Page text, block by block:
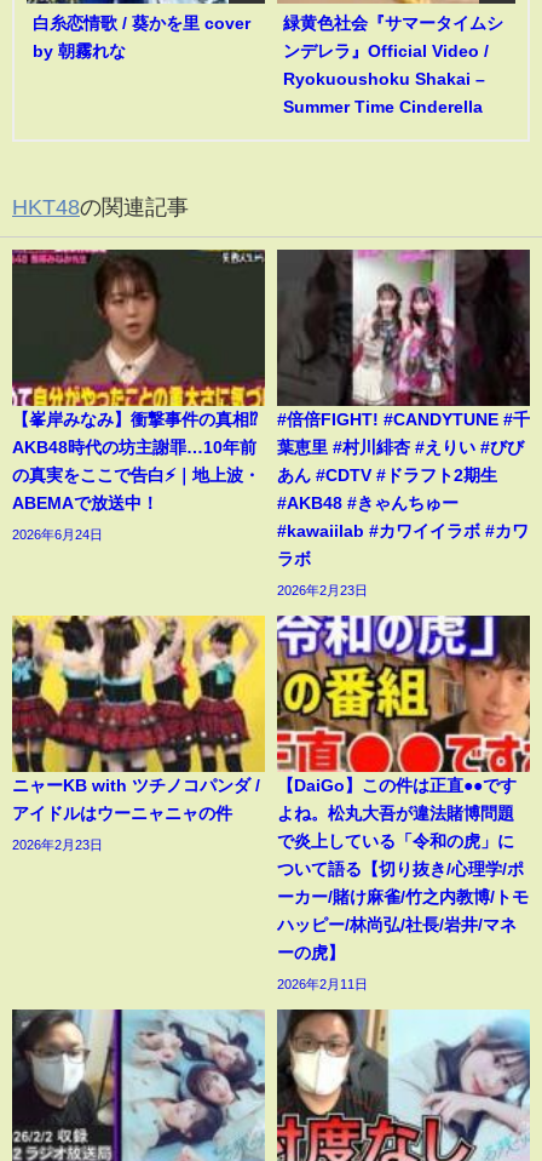
白糸恋情歌 / 葵かを里 cover
by 朝霧れな
緑黄色社会『サマータイムシ
ンデレラ』Official Video /
Ryokuoushoku Shakai –
Summer Time Cinderella
HKT48の関連記事
【峯岸みなみ】衝撃事件の真相⁉️
AKB48時代の坊主謝罪…10年前
の真実をここで告白⚡️｜地上波・
ABEMAで放送中！
2026年6月24日
#倍倍FIGHT! #CANDYTUNE #千
葉恵里 #村川緋杏 #えりい #びび
あん #CDTV #ドラフト2期生
#AKB48 #きゃんちゅー
#kawaiilab #カワイイラボ #カワ
ラボ
2026年2月23日
ニャーKB with ツチノコパンダ /
アイドルはウーニャニャの件
2026年2月23日
【DaiGo】この件は正直●●です
よね。松丸大吾が違法賭博問題
で炎上している「令和の虎」に
ついて語る【切り抜き/心理学/ポ
ーカー/賭け麻雀/竹之内教博/トモ
ハッピー/林尚弘/社長/岩井/マネ
ーの虎】
2026年2月11日